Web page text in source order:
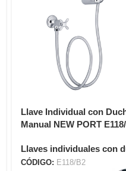
Llave Individual con
Manual NEW PORT
Llaves individuales con
CÓDIGO: E118/B2